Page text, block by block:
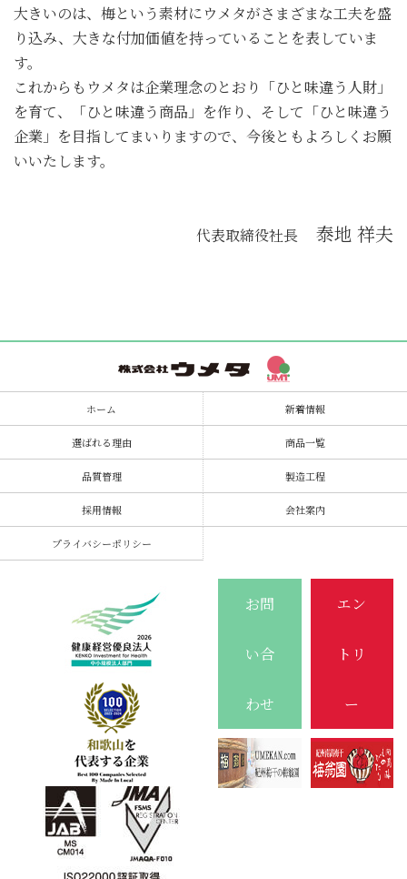
大きいのは、梅という素材にウメタがさまざまな工夫を盛
り込み、大きな付加価値を持っていることを表していま
す。
これからもウメタは企業理念のとおり「ひと味違う人財」
を育て、「ひと味違う商品」を作り、そして「ひと味違う
企業」を目指してまいりますので、今後ともよろしくお願
いいたします。
代表取締役社長 泰地 祥夫
ホーム 新着情報
選ばれる理由 商品一覧
品質管理 製造工程
採用情報 会社案内
プライバシーポリシー
お問
い合
わせ
エン
トリ
ー